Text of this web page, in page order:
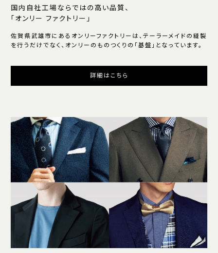
国内自社工場ならではの高い品質、
「オンリー ファクトリー」
佐賀県武雄市にあるオンリーファクトリーは、テーラーメイドの縫製
を行うだけでなく、オンリーのものつくりの「基盤」となっています。
詳細はこちら